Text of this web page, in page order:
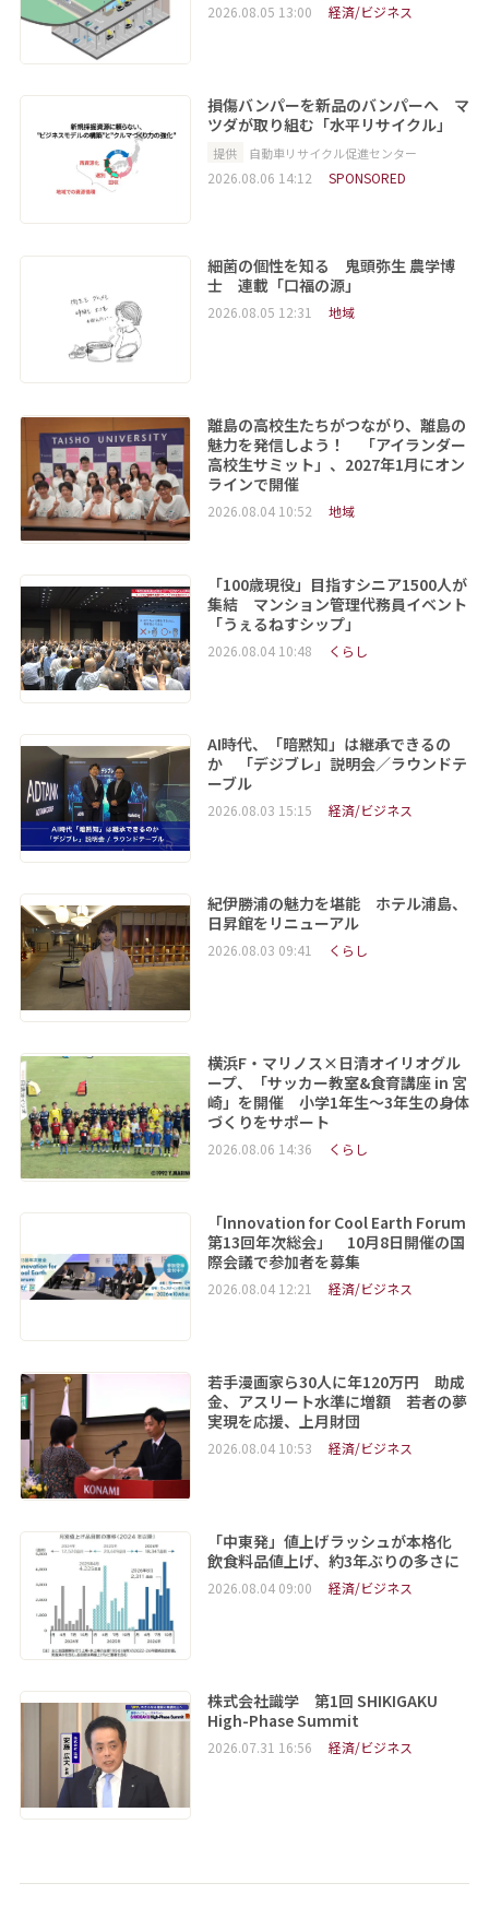
2026.08.05 13:00 経済/ビジネス
損傷バンパーを新品のバンパーへ マ
ツダが取り組む「水平リサイクル」
提供 自動車リサイクル促進センター
2026.08.06 14:12 SPONSORED
細菌の個性を知る 鬼頭弥生 農学博
士 連載「口福の源」
2026.08.05 12:31 地域
離島の高校生たちがつながり、離島の
魅力を発信しよう！ 「アイランダー
高校生サミット」、2027年1月にオン
ラインで開催
2026.08.04 10:52 地域
「100歳現役」目指すシニア1500人が
集結 マンション管理代務員イベント
「うぇるねすシップ」
2026.08.04 10:48 くらし
AI時代、「暗黙知」は継承できるの
か 「デジブレ」説明会／ラウンドテ
ーブル
2026.08.03 15:15 経済/ビジネス
紀伊勝浦の魅力を堪能 ホテル浦島、
日昇館をリニューアル
2026.08.03 09:41 くらし
横浜F・マリノス×日清オイリオグル
ープ、「サッカー教室&食育講座 in 宮
崎」を開催 小学1年生～3年生の身体
づくりをサポート
2026.08.06 14:36 くらし
「Innovation for Cool Earth Forum
第13回年次総会」 10月8日開催の国
際会議で参加者を募集
2026.08.04 12:21 経済/ビジネス
若手漫画家ら30人に年120万円 助成
金、アスリート水準に増額 若者の夢
実現を応援、上月財団
2026.08.04 10:53 経済/ビジネス
「中東発」値上げラッシュが本格化
飲食料品値上げ、約3年ぶりの多さに
2026.08.04 09:00 経済/ビジネス
株式会社識学 第1回 SHIKIGAKU
High-Phase Summit
2026.07.31 16:56 経済/ビジネス